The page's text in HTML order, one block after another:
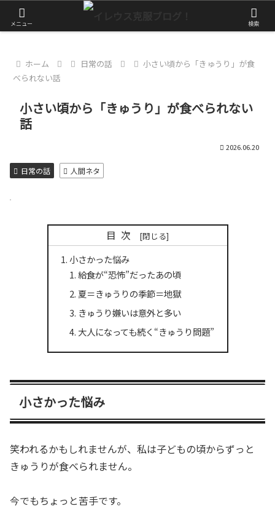
やっぱりアクティブに生きたい！
ホーム 日常の話
小さい頃から「きゅうり」が食
べられない話
小さい頃から「きゅうり」が食べられない
話
2026.06.20
日常の話 人間ネタ
目次
小さかった悩み
給食が“恐怖”だったあの頃
夏＝きゅうりの季節＝地獄
きゅうり嫌いは意外と多い
大人になっても続く“きゅうり問題”
小さかった悩み
笑われるかもしれませんが、私は子どもの頃からずっと
きゅうりが食べられません。
今でもちょっと苦手です。
メニュー 検索